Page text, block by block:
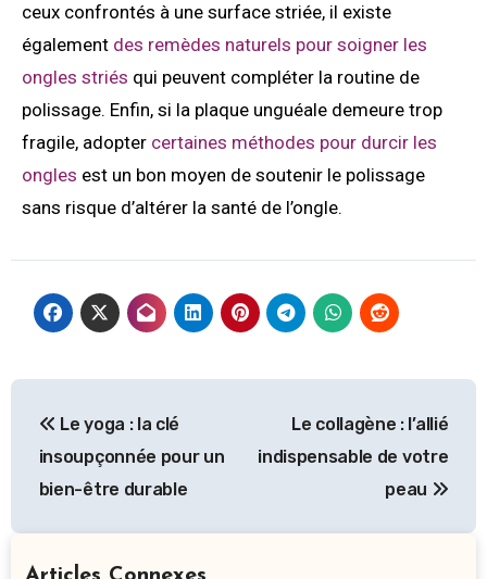
ceux confrontés à une surface striée, il existe
également des remèdes naturels pour soigner les
ongles striés qui peuvent compléter la routine de
polissage. Enfin, si la plaque unguéale demeure trop
fragile, adopter certaines méthodes pour durcir les
ongles est un bon moyen de soutenir le polissage
sans risque d’altérer la santé de l’ongle.
Le yoga : la clé
insoupçonnée pour un
bien-être durable
Le collagène : l’allié
indispensable de votre
peau